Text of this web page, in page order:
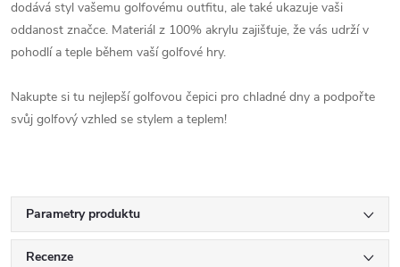
dodává styl vašemu golfovému outfitu, ale také ukazuje vaši
oddanost značce. Materiál z 100% akrylu zajišťuje, že vás udrží v
pohodlí a teple během vaší golfové hry.
Nakupte si tu nejlepší golfovou čepici pro chladné dny a podpořte
svůj golfový vzhled se stylem a teplem!
Parametry produktu
Recenze